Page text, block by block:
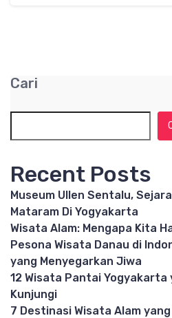
Cari
Recent Posts
Museum Ullen Sentalu,
Mataram Di Yogyakarta
Wisata Alam: Mengapa Kita
Pesona Wisata Danau di
yang Menyegarkan Jiwa
12 Wisata Pantai Yogyakarta
Kunjungi
7 Destinasi Wisata Alam